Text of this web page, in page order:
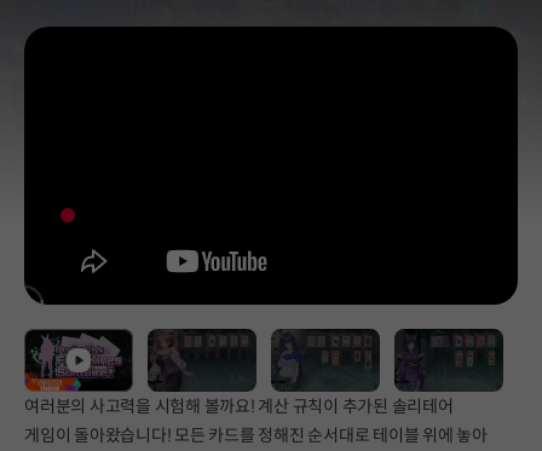
여러분의 사고력을 시험해 볼까요! 계산 규칙이 추가된 솔리테어
게임이 돌아왔습니다! 모든 카드를 정해진 순서대로 테이블 위에 놓아